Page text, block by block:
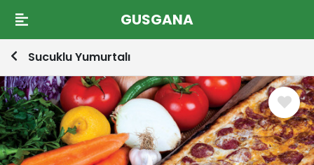
GUSGANA
Sucuklu Yumurtalı